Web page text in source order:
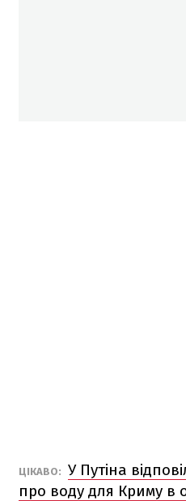
ЦІКАВО: У Путіна
про воду для Криму в